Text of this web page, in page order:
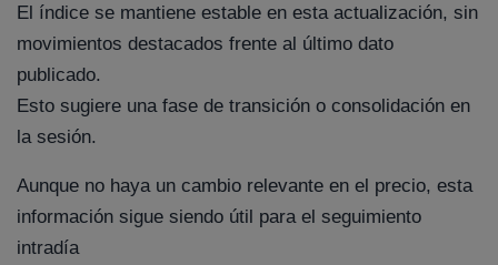
El índice se mantiene estable en esta actualización, sin
movimientos destacados frente al último dato
publicado.
Esto sugiere una fase de transición o consolidación en
la sesión.
Aunque no haya un cambio relevante en el precio, esta
información sigue siendo útil para el seguimiento
intradía